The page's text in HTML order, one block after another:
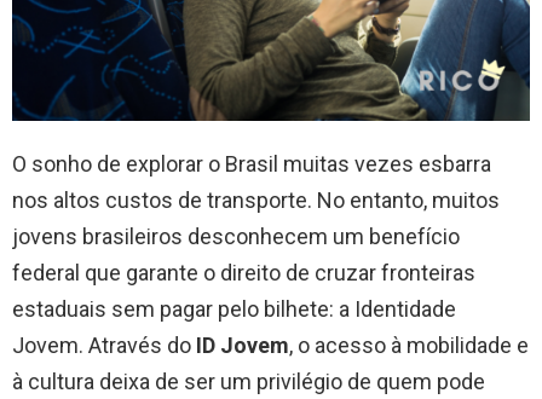
O sonho de explorar o Brasil muitas vezes esbarra
nos altos custos de transporte. No entanto, muitos
jovens brasileiros desconhecem um benefício
federal que garante o direito de cruzar fronteiras
estaduais sem pagar pelo bilhete: a Identidade
Jovem. Através do ID Jovem, o acesso à mobilidade e
à cultura deixa de ser um privilégio de quem pode